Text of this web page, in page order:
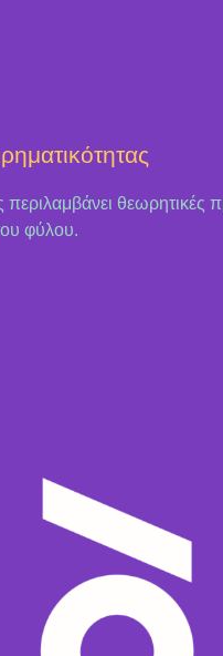
θεωρητικές
φύλου.